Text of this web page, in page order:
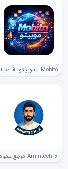
Mobito | موبیتو 📱 دنیای موبایل در دست تو 💡 اخبار •...
Amintech_x مرجع عمومی از دنیای موبایل و تکنولوژی 🔺️آموزش های کاربردی و...